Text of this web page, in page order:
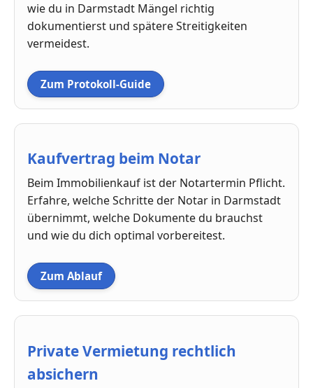
wie du in Darmstadt Mängel richtig
dokumentierst und spätere Streitigkeiten
vermeidest.
Zum Protokoll-Guide
Kaufvertrag beim Notar
Beim Immobilienkauf ist der Notartermin Pflicht.
Erfahre, welche Schritte der Notar in Darmstadt
übernimmt, welche Dokumente du brauchst
und wie du dich optimal vorbereitest.
Zum Ablauf
Private Vermietung rechtlich
absichern